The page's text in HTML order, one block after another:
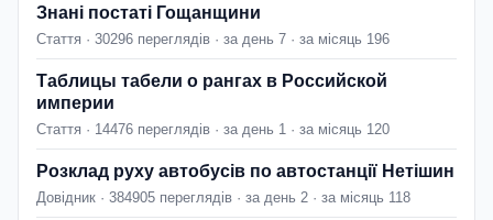
Знані постаті Гощанщини
Стаття · 30296 переглядів · за день 7 · за місяць 196
Таблицы табели о рангах в Российской
империи
Стаття · 14476 переглядів · за день 1 · за місяць 120
Розклад руху автобусів по автостанції Нетішин
Довідник · 384905 переглядів · за день 2 · за місяць 118